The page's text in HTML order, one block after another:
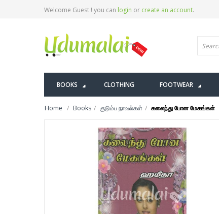
Welcome Guest ! you can login or create an account.
BOOKS CLOTHING FOOTWEAR
Home Books குடும்ப நாவல்கள் கலைந்து போன மேகங்கள்